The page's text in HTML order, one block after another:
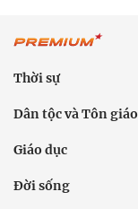
Thời sự
Dân tộc và Tôn giáo
Giáo dục
Đời sống